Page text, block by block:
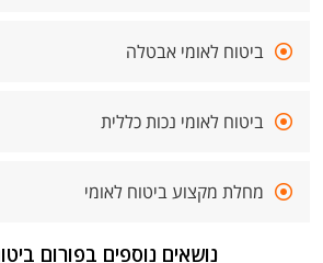
ביטוח לאומי אבטלה
ביטוח לאומי נכות כללית
מחלת מקצוע ביטוח לאומי
נושאים נוספים בפורום